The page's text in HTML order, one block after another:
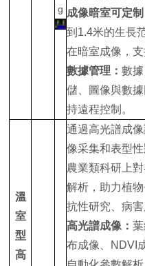
成像暗室可定制
到1.4米的生長
在暗室成像，支
數據管理：數
儲、圖像與數
持遠程控制。
溫
室
型
高
通過高光譜成
像采集和表型
農業類科研上
解析，助力植
抗性研究、病害
高光譜成像：
布成像、NDVI